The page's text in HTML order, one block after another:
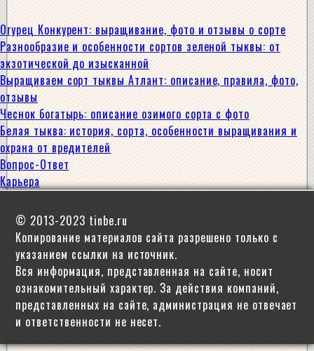
Огурец Конкурент: выращивание, фото и отзывы о сорте
Разнообразие и особенности сортов зеленой тыквы: от
экзотической до изысканной
Выращиваем сорт тыквы Атлант: описание, правила, фото,
отзывы
Чеснок богатырь: описание озимого сорта с фото
Белая тыква: история, сорта, особенности выращивания и
охрана от вредителей
Вопрос-Ответ
Карьера
© 2013-2023 tinbe.ru
Копирование материалов сайта разрешено только с
указанием ссылки на источник.
Вся информация, представленная на сайте, носит
ознакомительный характер. За действия компаний,
представленных на сайте, администрация не отвечает
и ответственности не несет.